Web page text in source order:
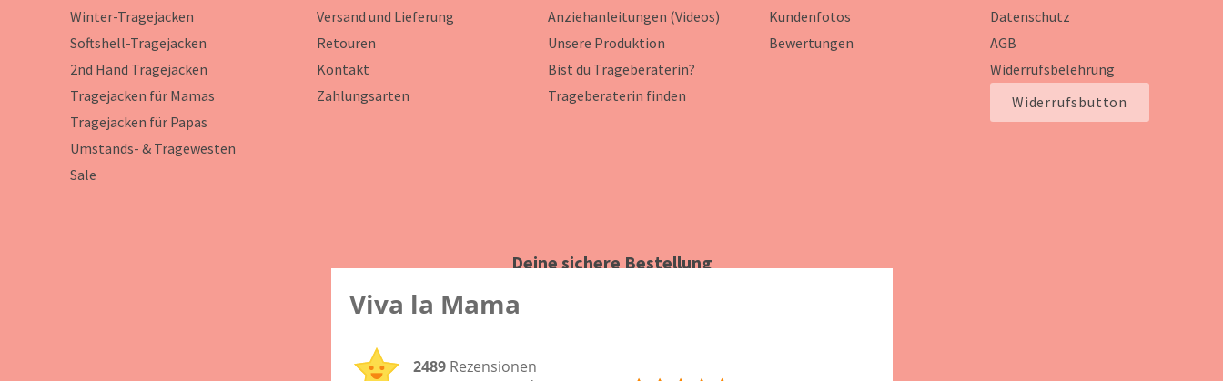
Winter-Tragejacken
Softshell-Tragejacken
2nd Hand Tragejacken
Tragejacken für Mamas
Tragejacken für Papas
Umstands- & Tragewesten
Sale
Versand und Lieferung
Retouren
Kontakt
Zahlungsarten
Anziehanleitungen (Videos)
Unsere Produktion
Bist du Trageberaterin?
Trageberaterin finden
Kundenfotos
Bewertungen
Datenschutz
AGB
Widerrufsbelehrung
Widerrufsbutton
Deine sichere Bestellung
Viva la Mama
2489Rezensionen